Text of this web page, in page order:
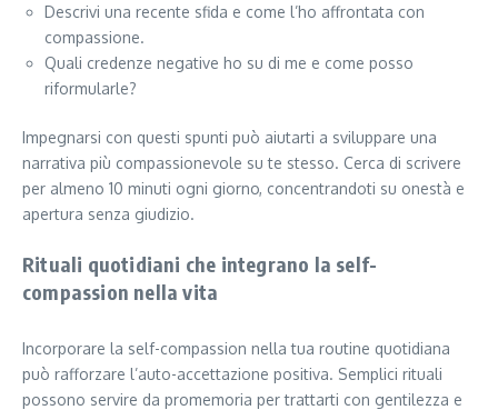
Descrivi una recente sfida e come l’ho affrontata con
compassione.
Quali credenze negative ho su di me e come posso
riformularle?
Impegnarsi con questi spunti può aiutarti a sviluppare una
narrativa più compassionevole su te stesso. Cerca di scrivere
per almeno 10 minuti ogni giorno, concentrandoti su onestà e
apertura senza giudizio.
Rituali quotidiani che integrano la self-
compassion nella vita
Incorporare la self-compassion nella tua routine quotidiana
può rafforzare l’auto-accettazione positiva. Semplici rituali
possono servire da promemoria per trattarti con gentilezza e